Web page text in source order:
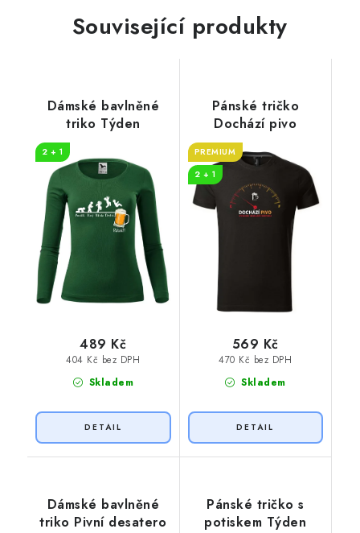
Související produkty
Dámské bavlněné
triko Týden
2 + 1
Skladem
404 Kč bez DPH
489 Kč
Pánské tričko
Dochází pivo
PREMIUM
2 + 1
Skladem
470 Kč bez DPH
569 Kč
Dámské bavlněné
triko Pivní desatero
Pánské tričko s
potiskem Týden